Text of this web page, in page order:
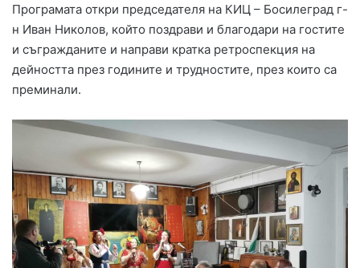
Програмата откри председателя на КИЦ – Босилеград г-
н Иван Николов, който поздрави и благодари на гостите
и съгражданите и направи кратка ретроспекция на
дейността през годините и трудностите, през които са
преминали.